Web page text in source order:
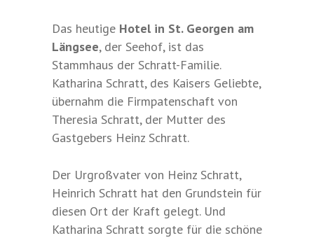
Das heutige Hotel in St. Georgen am
Längsee, der Seehof, ist das
Stammhaus der Schratt-Familie.
Katharina Schratt, des Kaisers Geliebte,
übernahm die Firmpatenschaft von
Theresia Schratt, der Mutter des
Gastgebers Heinz Schratt.
Der Urgroßvater von Heinz Schratt,
Heinrich Schratt hat den Grundstein für
diesen Ort der Kraft gelegt. Und
Katharina Schratt sorgte für die schöne